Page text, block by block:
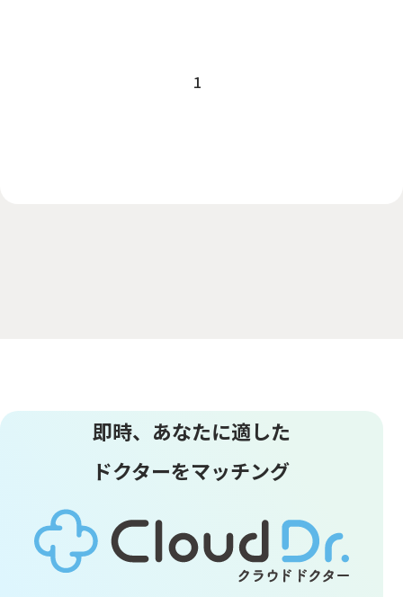
が前面に現れる場合もあります。 この記事
1
即時、あなたに適した
ドクターをマッチング